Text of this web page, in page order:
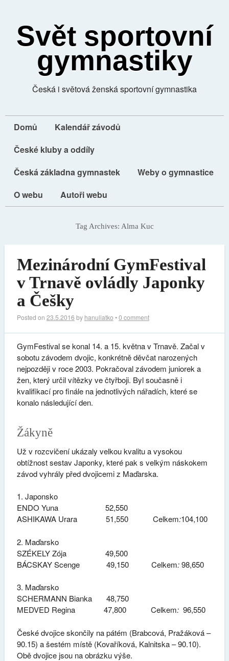
Svět sportovní
gymnastiky
Česká i světová ženská sportovní gymnastika
Domů
Kalendář závodů
České kluby a oddíly
Česká základna gymnastek
Weby o gymnastice
O webu
Autoři webu
Tag Archives: Alma Kuc
Mezinárodní GymFestival
v Trnavě ovládly Japonky
a Češky
Posted on 23.5.2016 by hanuliatko •0 comment
GymFestival se konal 14. a 15. května v Trnavě. Začal v
sobotu závodem dvojic, konkrétně děvčat narozených
nejpozději v roce 2003. Pokračoval závodem juniorek a
žen, který určil vítězky ve čtyřboji. Byl současně i
kvalifikací pro finále na jednotlivých nářadích, které se
konalo následující den.
Žákyně
Už v rozcvičení ukázaly velkou kvalitu a vysokou
obtížnost sestav Japonky, které pak s velkým náskokem
závod vyhrály před dvojicemi z Maďarska.
Japonsko
ENDO Yuna 52,550
ASHIKAWA Urara 51,550 Celkem:104,100
Maďarsko
SZÉKELY Zója 49,500
BÁCSKAY Scenge 49,150 Celkem:98,650
Maďarsko
SCHERMANN Bianka 48,750
MEDVED Regina 47,800 Celkem: 96,550
České dvojice skončily na pátém (Brabcová, Pražáková –
90.15) a šestém místě (Kovaříková, Kalnitska – 90.10).
Obě dvojice jsou na obrázku výše.